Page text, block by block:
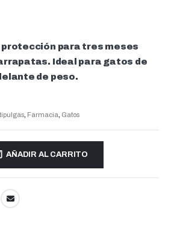
para tres meses
Ideal para gatos de
de peso.
, Farmacia, Gatos
AÑADIR AL CARRITO